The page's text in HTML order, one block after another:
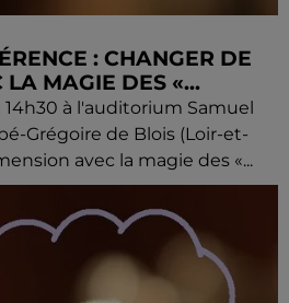
: CHANGER DE
MAGIE DES «...
14h30 à l'auditorium Samuel
Grégoire de Blois (Loir-et-
avec la magie des «...